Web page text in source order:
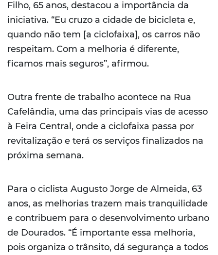
Filho, 65 anos, destacou a importância da
iniciativa. “Eu cruzo a cidade de bicicleta e,
quando não tem [a ciclofaixa], os carros não
respeitam. Com a melhoria é diferente,
ficamos mais seguros”, afirmou.
Outra frente de trabalho acontece na Rua
Cafelândia, uma das principais vias de acesso
à Feira Central, onde a ciclofaixa passa por
revitalização e terá os serviços finalizados na
próxima semana.
Para o ciclista Augusto Jorge de Almeida, 63
anos, as melhorias trazem mais tranquilidade
e contribuem para o desenvolvimento urbano
de Dourados. “É importante essa melhoria,
pois organiza o trânsito, dá segurança a todos